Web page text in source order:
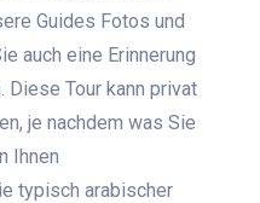
Guides Fotos und
auch eine Erinnerung
Diese Tour kann privat
je nachdem was Sie
Ihnen
typisch arabischer